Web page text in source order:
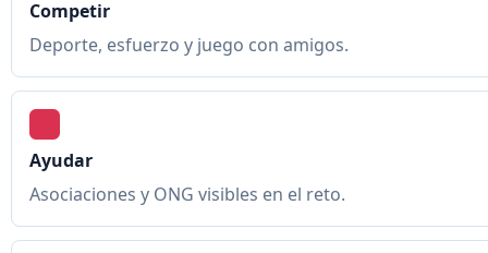
Competir
Deporte, esfuerzo y juego con amigos.
Ayudar
Asociaciones y ONG visibles en el reto.